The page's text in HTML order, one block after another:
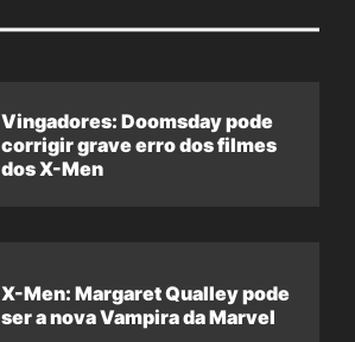
Vingadores: Doomsday pode
corrigir grave erro dos filmes
dos X-Men
X-Men: Margaret Qualley pode
ser a nova Vampira da Marvel